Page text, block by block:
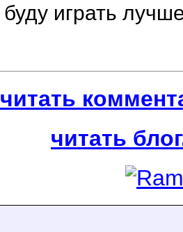
буду играть
читать
читать